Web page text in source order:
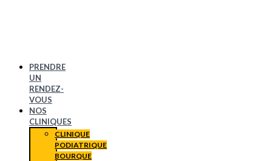
PRENDRE
UN
RENDEZ-
VOUS
NOS
CLINIQUES
CLINIQUE
PODIATRIQUE
BOURQUE